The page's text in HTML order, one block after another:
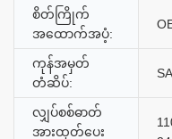
စိတ်ကြိုက်
အထောက်အပံ့:
ကုန်အမှတ်
တံဆိပ်:
လျှပ်စစ်ဓာတ်
အားထုတ်ပေး